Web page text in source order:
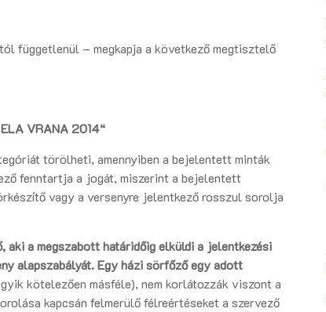
függetlenül – megkapja a következő megtisztelő
VRANA 2014“
törölheti, amennyiben a bejelentett minták
fenntartja a jogát, miszerint a bejelentett
vagy a versenyre jelentkező rosszul sorolja
aki a megszabott határidőig elküldi a jelentkezési
alapszabályát. Egy házi sörfőző egy adott
kötelezően másféle), nem korlátozzák viszont a
kapcsán felmerülő félreértéseket a szervező